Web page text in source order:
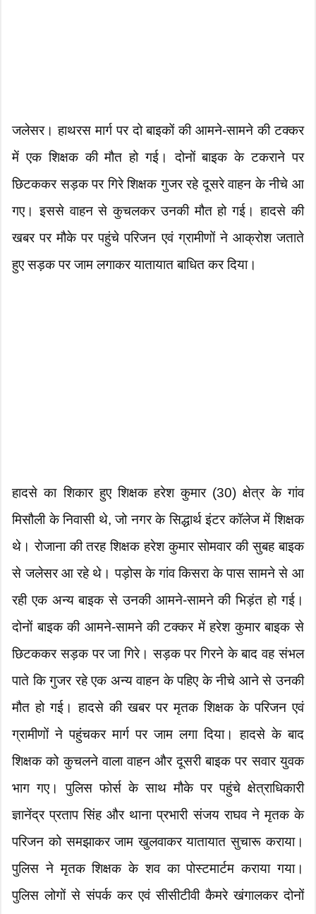
जलेसर। हाथरस मार्ग पर दो बाइकों की आमने-सामने की टक्कर
में एक शिक्षक की मौत हो गई। दोनों बाइक के टकराने पर
छिटककर सड़क पर गिरे शिक्षक गुजर रहे दूसरे वाहन के नीचे आ
गए। इससे वाहन से कुचलकर उनकी मौत हो गई। हादसे की
खबर पर मौके पर पहुंचे परिजन एवं ग्रामीणों ने आक्रोश जताते
हुए सड़क पर जाम लगाकर यातायात बाधित कर दिया।
हादसे का शिकार हुए शिक्षक हरेश कुमार (30) क्षेत्र के गांव
मिसौली के निवासी थे, जो नगर के सिद्धार्थ इंटर कॉलेज में शिक्षक
थे। रोजाना की तरह शिक्षक हरेश कुमार सोमवार की सुबह बाइक
से जलेसर आ रहे थे। पड़ोस के गांव किसरा के पास सामने से आ
रही एक अन्य बाइक से उनकी आमने-सामने की भिड़ंत हो गई।
दोनों बाइक की आमने-सामने की टक्कर में हरेश कुमार बाइक से
छिटककर सड़क पर जा गिरे। सड़क पर गिरने के बाद वह संभल
पाते कि गुजर रहे एक अन्य वाहन के पहिए के नीचे आने से उनकी
मौत हो गई। हादसे की खबर पर मृतक शिक्षक के परिजन एवं
ग्रामीणों ने पहुंचकर मार्ग पर जाम लगा दिया। हादसे के बाद
शिक्षक को कुचलने वाला वाहन और दूसरी बाइक पर सवार युवक
भाग गए। पुलिस फोर्स के साथ मौके पर पहुंचे क्षेत्राधिकारी
ज्ञानेंद्र प्रताप सिंह और थाना प्रभारी संजय राघव ने मृतक के
परिजन को समझाकर जाम खुलवाकर यातायात सुचारू कराया।
पुलिस ने मृतक शिक्षक के शव का पोस्टमार्टम कराया गया।
पुलिस लोगों से संपर्क कर एवं सीसीटीवी कैमरे खंगालकर दोनों